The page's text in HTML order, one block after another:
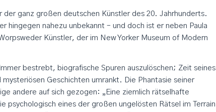
der ganz großen deutschen Künstler des 20. Jahrhunderts.
hingegen nahezu unbekannt – und doch ist er neben Paula
Künstler, der im New Yorker Museum of Modern
bestrebt, biografische Spuren auszulöschen; Zeit seines
mysteriösen Geschichten umrankt. Die Phantasie seiner
andere auf sich gezogen: „Eine ziemlich rätselhafte
psychologisch eines der großen ungelösten Rätsel im Terrain